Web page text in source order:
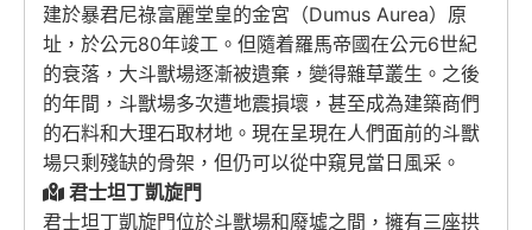
建於暴君尼祿富麗堂皇的金宮（Dumus Aurea）原
址，於公元80年竣工。但隨着羅馬帝國在公元6世紀
的衰落，大斗獸場逐漸被遺棄，變得雜草叢生。之後
的年間，斗獸場多次遭地震損壞，甚至成為建築商們
的石料和大理石取材地。現在呈現在人們面前的斗獸
場只剩殘缺的骨架，但仍可以從中窺見當日風采。
君士坦丁凱旋門
君士坦丁凱旋門位於斗獸場和廢墟之間，擁有三座拱